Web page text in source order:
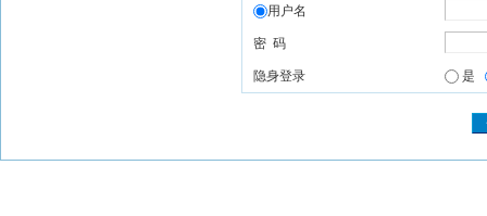
用户名
密 码
隐身登录 是